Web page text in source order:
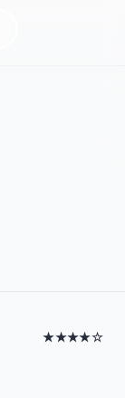
★★★★☆